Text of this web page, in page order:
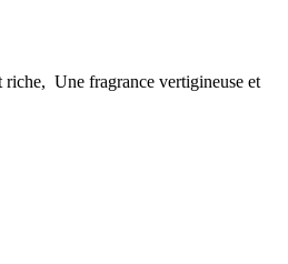
riche, Une fragrance vertigineuse et